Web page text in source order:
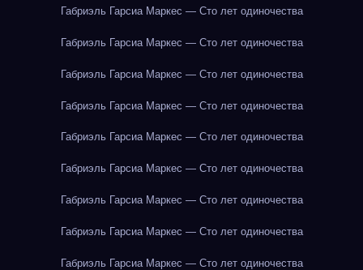
Габриэль Гарсиа Маркес — Сто лет одиночества
Габриэль Гарсиа Маркес — Сто лет одиночества
Габриэль Гарсиа Маркес — Сто лет одиночества
Габриэль Гарсиа Маркес — Сто лет одиночества
Габриэль Гарсиа Маркес — Сто лет одиночества
Габриэль Гарсиа Маркес — Сто лет одиночества
Габриэль Гарсиа Маркес — Сто лет одиночества
Габриэль Гарсиа Маркес — Сто лет одиночества
Габриэль Гарсиа Маркес — Сто лет одиночества